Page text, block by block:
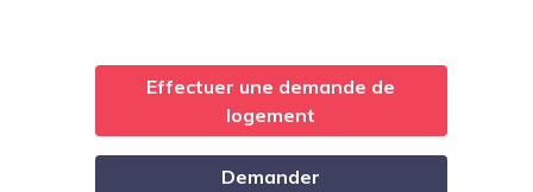
Effectuer une demande de
logement
Demander